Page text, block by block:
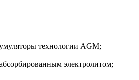
технологии AGM;
электролитом;